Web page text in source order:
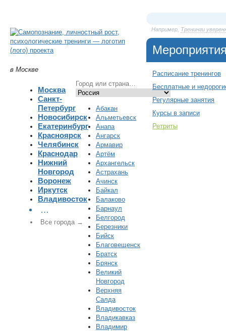
в Москве
Москва
Санкт-
Петербург
Новосибирск
Екатеринбург
Красноярск
Челябинск
Краснодар
Нижний
Новгород
Воронеж
Иркутск
Владивосток
…
Все города →
Абакан
Альметьевск
Анапа
Ангарск
Армавир
Артём
Архангельск
Астрахань
Ачинск
Байкал
Балаково
Барнаул
Белгород
Березники
Бийск
Благовещенск
Братск
Брянск
Великий
Новгород
Верхняя
Салда
Владивосток
Владикавказ
Владимир
Например, Тренинги
Расписание тренингов
Бесплатные и
Регулярные занятия
Курсы в записи
Ретриты